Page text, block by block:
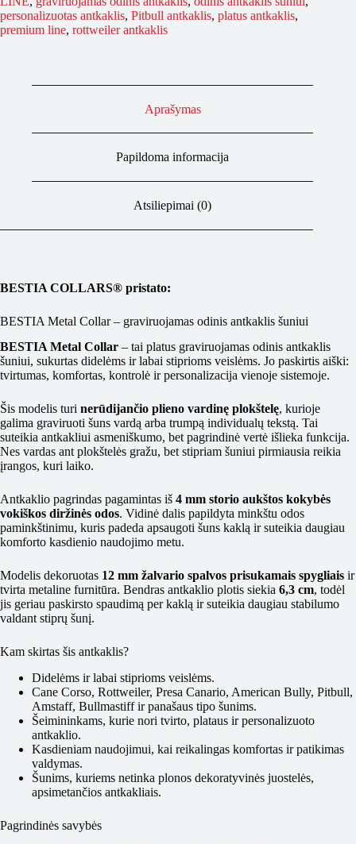
antkaklis
personalizuotas antkaklis, Pitbull antkaklis, platus antkaklis,
premium line, rottweiler antkaklis
Aprašymas
Papildoma informacija
Atsiliepimai (0)
BESTIA COLLARS® pristato:
BESTIA Metal Collar – graviruojamas odinis antkaklis šuniui
BESTIA Metal Collar – tai platus graviruojamas odinis antkaklis
šuniui, sukurtas didelėms ir labai stiprioms veislėms. Jo paskirtis aiški:
tvirtumas, komfortas, kontrolė ir personalizacija vienoje sistemoje.
Šis modelis turi nerūdijančio plieno vardinę plokštelę, kurioje
galima graviruoti šuns vardą arba trumpą individualų tekstą. Tai
suteikia antkakliui asmeniškumo, bet pagrindinė vertė išlieka funkcija.
Nes vardas ant plokštelės gražu, bet stipriam šuniui pirmiausia reikia
įrangos, kuri laiko.
Antkaklio pagrindas pagamintas iš 4 mm storio aukštos kokybės
vokiškos diržinės odos. Vidinė dalis papildyta minkštu odos
paminkštinimu, kuris padeda apsaugoti šuns kaklą ir suteikia daugiau
komforto kasdienio naudojimo metu.
Modelis dekoruotas 12 mm žalvario spalvos prisukamais spygliais ir
tvirta metaline furnitūra. Bendras antkaklio plotis siekia 6,3 cm, todėl
jis geriau paskirsto spaudimą per kaklą ir suteikia daugiau stabilumo
valdant stiprų šunį.
Kam skirtas šis antkaklis?
Didelėms ir labai stiprioms veislėms.
Cane Corso, Rottweiler, Presa Canario, American Bully, Pitbull,
Amstaff, Bullmastiff ir panašaus tipo šunims.
Šeimininkams, kurie nori tvirto, plataus ir personalizuoto
antkaklio.
Kasdieniam naudojimui, kai reikalingas komfortas ir patikimas
valdymas.
Šunims, kuriems netinka plonos dekoratyvinės juostelės,
apsimetančios antkakliais.
Pagrindinės savybės